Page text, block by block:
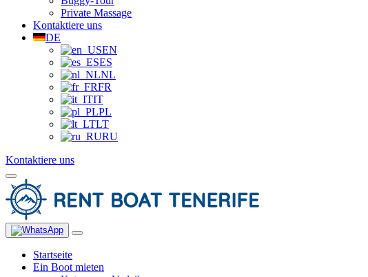
Private Massage
Kontaktiere uns
DE
EN
ES
NL
FR
IT
PL
LT
RU
Kontaktiere uns
Startseite
Ein Boot mieten